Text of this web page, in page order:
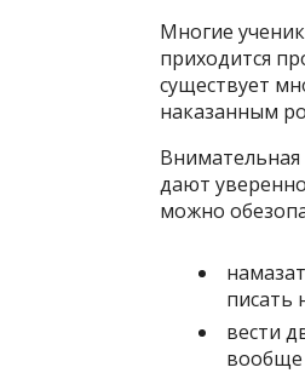
Многие
приходится
существует
наказанным
дают
можно
писать
вести
вообще